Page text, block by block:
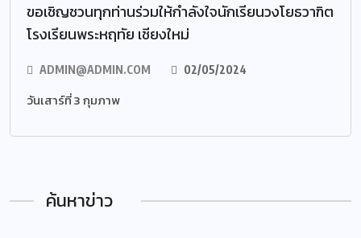
ขอเชิญชวนทุกท่านร่วมให้กำลังใจนักเรียนวงโยธวาฑิต
โรงเรียนพระหฤทัย เชียงใหม่
ADMIN@ADMIN.COM 02/05/2024
วันเสาร์ที่ 3 กุมภาพ
ค้นหาข่าว